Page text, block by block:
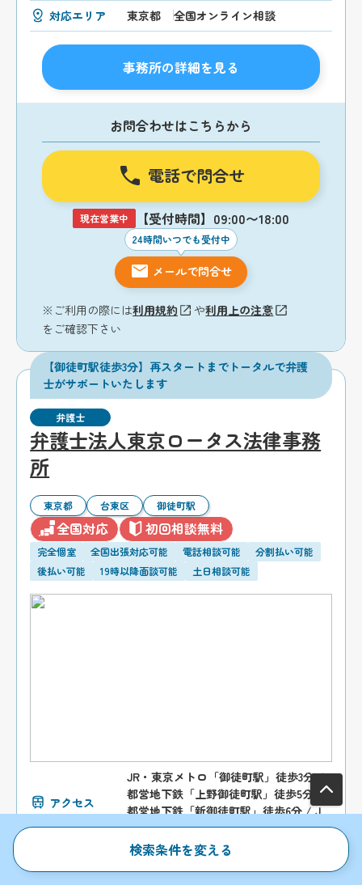
対応エリア 東京都 全国オンライン相談
事務所の詳細を見る
お問合わせはこちらから
電話で問合せ
現在営業中 【受付時間】09:00〜18:00
24時間いつでも受付中
メールで問合せ
※ご利用の際には利用規約 や利用上の注意
をご確認下さい
【御徒町駅徒歩3分】再スタートまでトータルで弁護
士がサポートいたします
弁護士
弁護士法人東京ロータス法律事務
所
東京都 台東区 御徒町駅
全国対応 初回相談無料
完全個室 全国出張対応可能 電話相談可能
分割払い可能
後払い可能
19時以降面談可能 土日相談可能
アクセス
JR・東京メトロ「御徒町駅」徒歩3分 /
都営地下鉄「上野御徒町駅」徒歩5分 /
都営地下鉄「新御徒町駅」徒歩6分 / J
R・東京メトロ「上野駅」徒歩10分
〒110-0015 東京都台東区東上野1丁目13
番2号 廣丸ビル1-2階
検索条件を変える